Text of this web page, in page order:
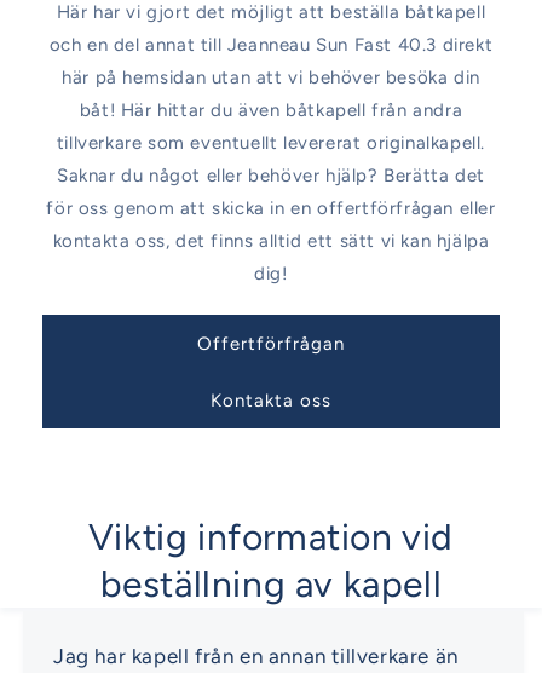
Här har vi gjort det möjligt att beställa båtkapell
och en del annat till Jeanneau Sun Fast 40.3 direkt
här på hemsidan utan att vi behöver besöka din
båt! Här hittar du även båtkapell från andra
tillverkare som eventuellt levererat originalkapell.
Saknar du något eller behöver hjälp? Berätta det
för oss genom att skicka in en offertförfrågan eller
kontakta oss, det finns alltid ett sätt vi kan hjälpa
dig!
Offertförfrågan
Kontakta oss
Viktig information vid
beställning av kapell
Jag har kapell från en annan tillverkare än